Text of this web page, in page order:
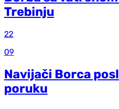
Trebinju
22
09
Navijači Borca
poruku